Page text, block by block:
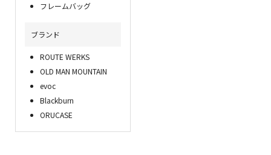
フレームバッグ
ブランド
ROUTE WERKS
OLD MAN MOUNTAIN
evoc
Blackburn
ORUCASE